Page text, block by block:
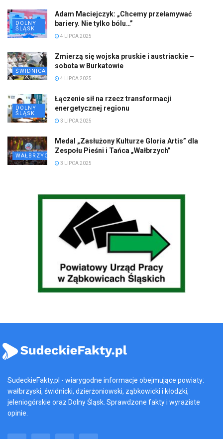
DOLNY
ŚLĄSK
Adam Maciejczyk: „Chcemy przełamywać
bariery. Nie tylko bólu…”
4 LIPCA 2025
ŚWIDNICA
Zmierzą się wojska pruskie i austriackie –
sobota w Burkatowie
4 LIPCA 2025
DOLNY
ŚLĄSK
Łączenie sił na rzecz transformacji
energetycznej regionu
3 LIPCA 2025
WAŁBRZYCH
Medal „Zasłużony Kulturze Gloria Artis” dla
Zespołu Pieśni i Tańca „Wałbrzych”
3 LIPCA 2025
SudeckieFakty.pl - wiarygodne informacje obejmujące powiaty:
wałbrzyski, świdnicki, dzierżoniowski, ząbkowicki i kłodzki,
jeleniogórskie oraz Dolny Śląsk. Sprawdzone fakty i wyraziste
opinie.